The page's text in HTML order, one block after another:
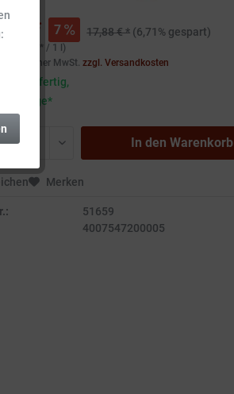
€ * 7 17,88 € * (6,71% gespart)
(27,80 € * / 1 l)
gesetzlicher MwSt.zzgl. Versandkosten
3-5 Tage*
In den Warenkorb
Merken
51659
4007547200005